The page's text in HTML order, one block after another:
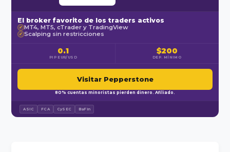
El broker favorito de los traders activos
✓ MT4, MT5, cTrader y TradingView
✓ Scalping sin restricciones
0.1
PIP EUR/USD
$200
DEP. MÍNIMO
Visitar Pepperstone
80% cuentas minoristas pierden dinero. Afiliado.
ASIC FCA CySEC BaFin